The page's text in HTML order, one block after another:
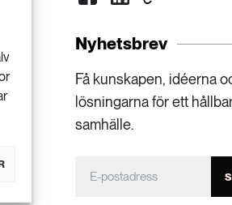
Nyhetsbrev
Få kunskapen, idéerna
lösningarna för ett
samhälle.